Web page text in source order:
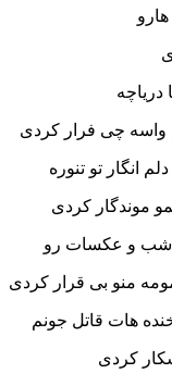
دریاچه
واسه چی فرار کردی
انگار تو تنوره
موندگار کردی
شب و عکسات رو
منو بی قرار کردی
هات قاتل جونم
کردی